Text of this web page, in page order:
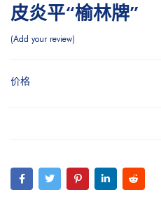
皮炎平“榆林牌”
Add your review
价格